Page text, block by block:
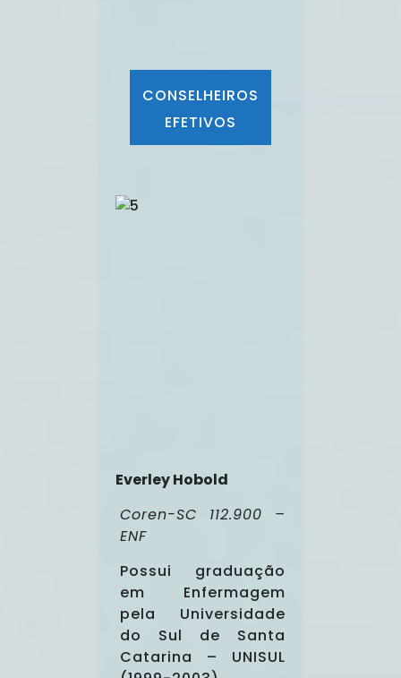
CONSELHEIROS
EFETIVOS
Everley Hobold
Coren-SC 112.900 –
ENF
Possui graduação
em Enfermagem
pela Universidade
do Sul de Santa
Catarina – UNISUL